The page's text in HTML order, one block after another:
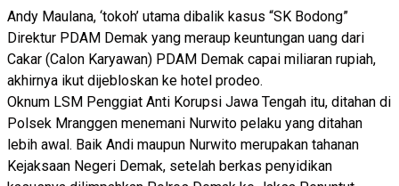
Andy Maulana, ‘tokoh’ utama dibalik kasus “SK Bodong”
Direktur PDAM Demak yang meraup keuntungan uang dari
Cakar (Calon Karyawan) PDAM Demak capai miliaran rupiah,
akhirnya ikut dijebloskan ke hotel prodeo.
Oknum LSM Penggiat Anti Korupsi Jawa Tengah itu, ditahan di
Polsek Mranggen menemani Nurwito pelaku yang ditahan
lebih awal. Baik Andi maupun Nurwito merupakan tahanan
Kejaksaan Negeri Demak, setelah berkas penyidikan